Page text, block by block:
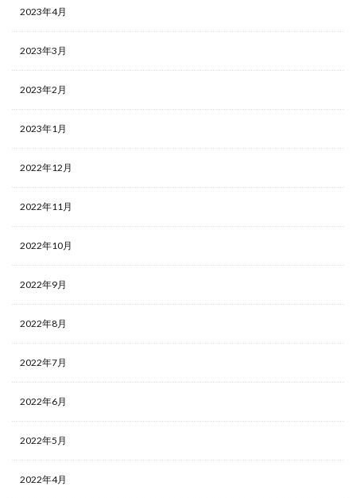
2023年4月
2023年3月
2023年2月
2023年1月
2022年12月
2022年11月
2022年10月
2022年9月
2022年8月
2022年7月
2022年6月
2022年5月
2022年4月